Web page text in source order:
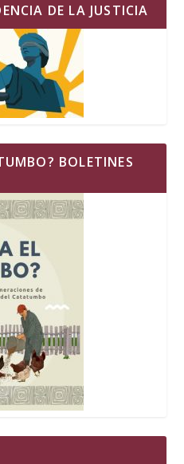
DE LA JUSTICIA
BOLETINES